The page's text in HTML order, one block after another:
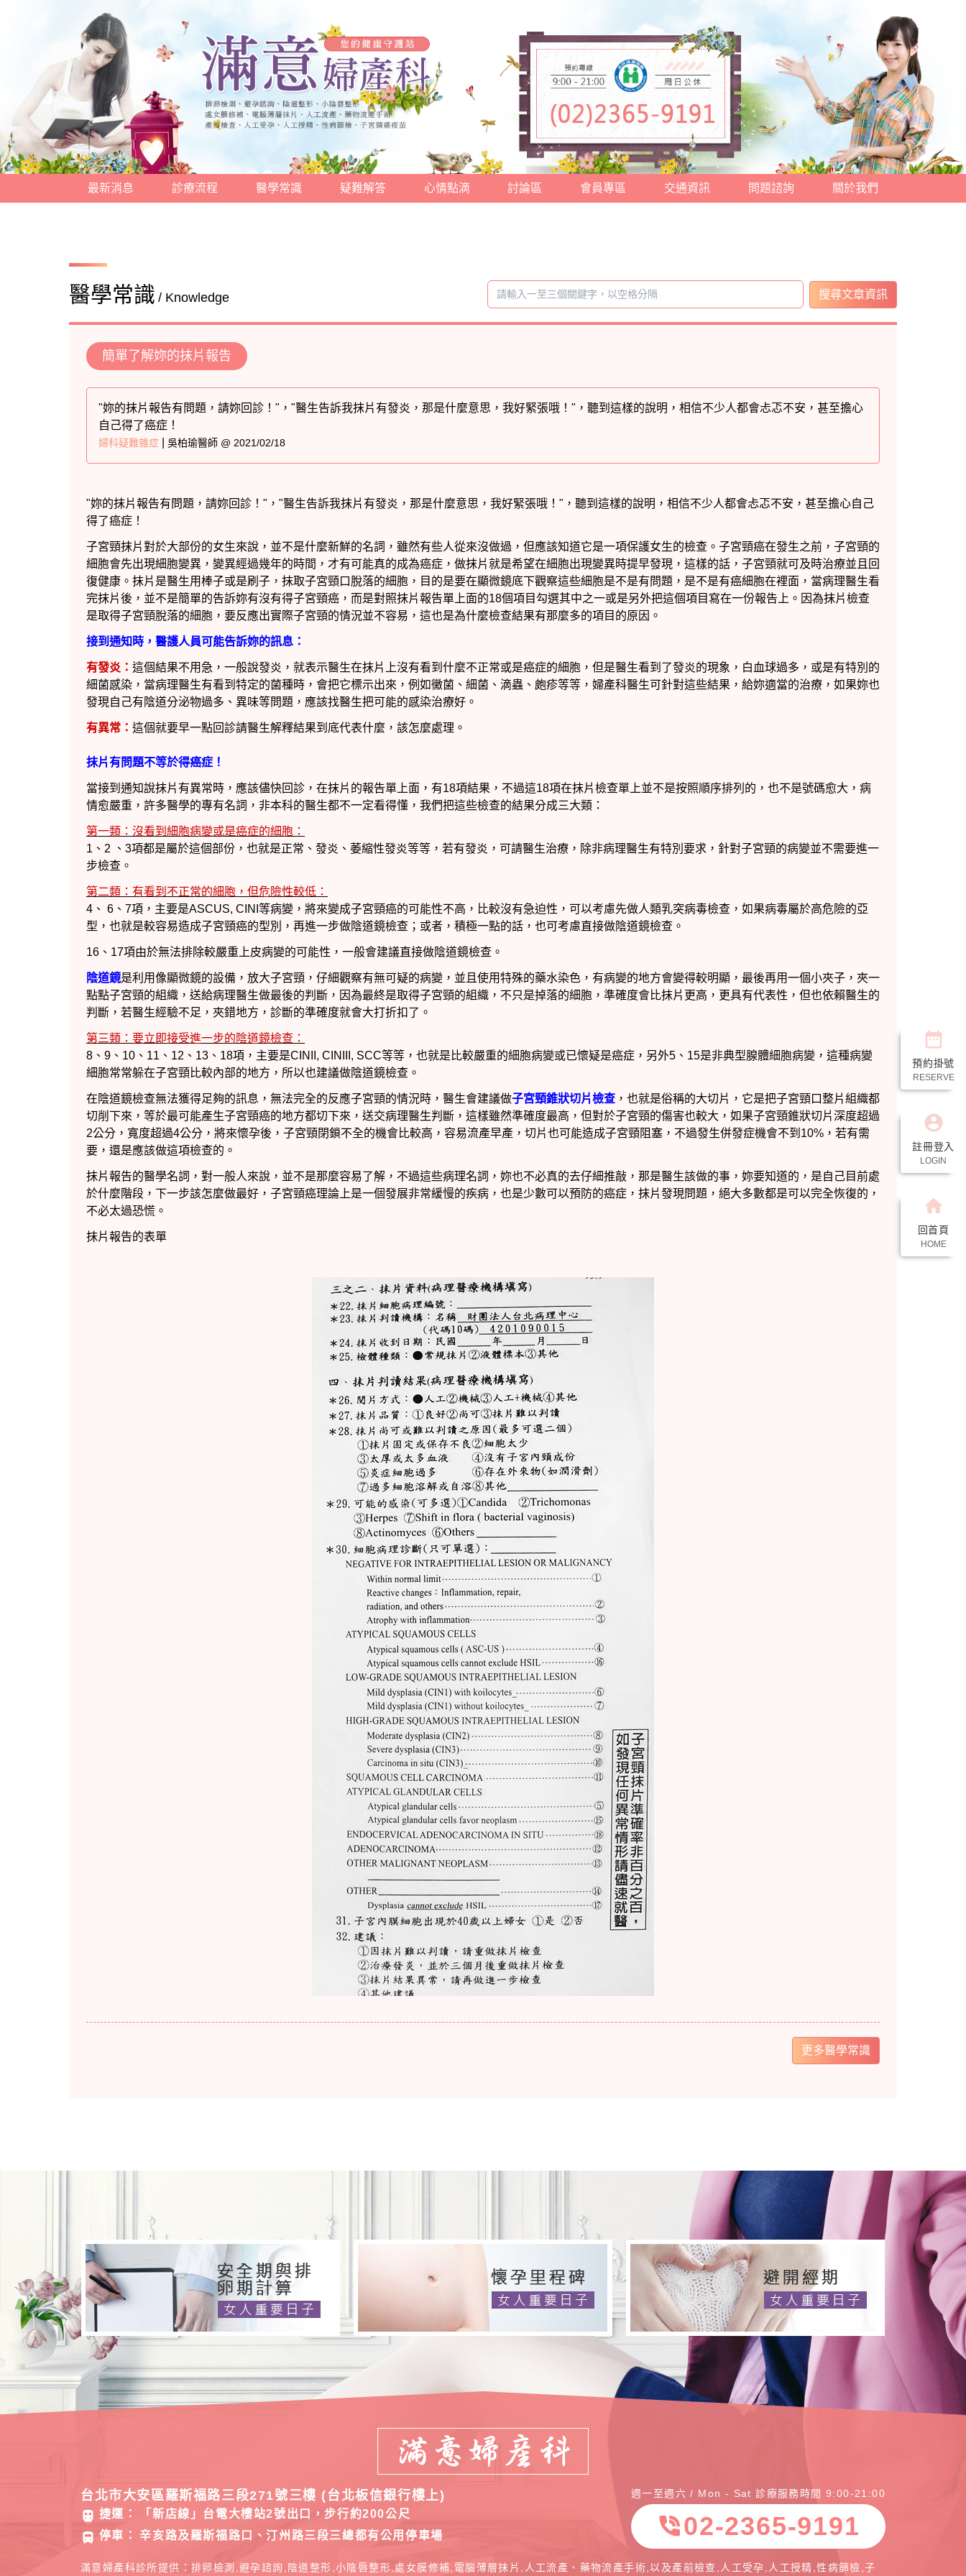
最新消息 診療流程 醫學常識 疑難解答 心情點滴 討論區 會員專區 交通資訊 問題諮詢 關於我們
醫學常識 / Knowledge 搜尋文章資訊
簡單了解妳的抹片報告
"妳的抹片報告有問題，請妳回診！"，"醫生告訴我抹片有發炎，那是什麼意思，我好緊張哦！"，聽到這樣的說明，相信不少人都會忐忑不安，甚至擔心
自己得了癌症！
婦科疑難雜症 吳柏瑜醫師 @ 2021/02/18
更多醫學常識
台北市大安區羅斯福路三段271號三樓 (台北板信銀行樓上)
directions_subway 捷運： 「新店線」台電大樓站2號出口，步行約200公尺
directions_bus 停車： 辛亥路及羅斯福路口、汀州路三段三總都有公用停車場
週一至週六 / Mon - Sat 診療服務時間 9:00-21:00
phone_in_talk02-2365-9191
滿意婦產科診所提供：排卵檢測,避孕諮詢,陰道整形,小陰唇整形,處女膜修補,電腦薄層抹片,人工流產、藥物流產手術,以及產前檢查,人工受孕,人工授精,性病篩檢,子
date_range
預約掛號
RESERVE
account_circle
註冊登入
LOGIN
home
回首頁
HOME